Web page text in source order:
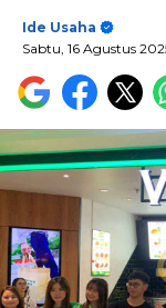
Ide Usaha
Sabtu, 16 Agustus